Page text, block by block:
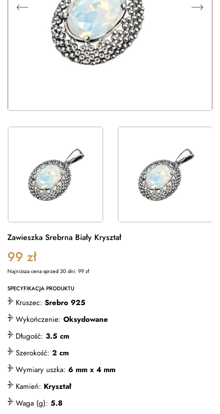
Zawieszka Srebrna Biały Kryształ
99 zł
Najniższa cena sprzed 30 dni:99zł
SPECYFIKACJA PRODUKTU
Kruszec: Srebro 925
Wykończenie: Oksydowane
Długość: 3.5 cm
Szerokość: 2 cm
Wymiary uszka: 6 mm x 4 mm
Kamień: Kryształ
Waga (g): 5.8